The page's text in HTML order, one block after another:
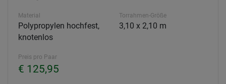
Material
Polypropylen hochfest,
knotenlos
Torrahmen-Größe
3,10 x 2,10 m
Preis pro Paar
€ 125,95